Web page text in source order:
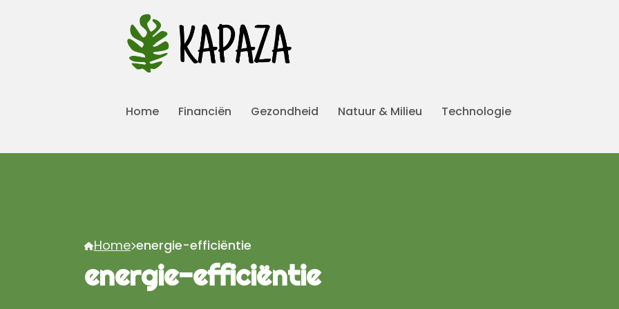
Home Financiën Gezondheid Natuur & Milieu Technologie
Home energie-efficiëntie
energie-efficiëntie